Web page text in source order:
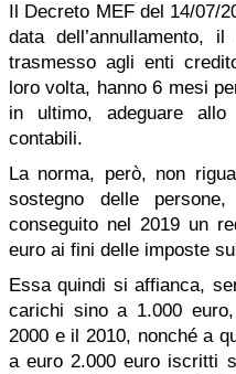
Il Decreto MEF del 14/07/
data dell’annullamento,
trasmesso agli enti
loro volta, hanno 6 mesi
in ultimo, adeguare
contabili.
La norma, però, non
sostegno delle
conseguito nel 2019 un
euro ai fini delle imposte
Essa quindi si affianca,
carichi sino a 1.000
2000 e il 2010, nonché a
a euro 2.000 euro iscritti